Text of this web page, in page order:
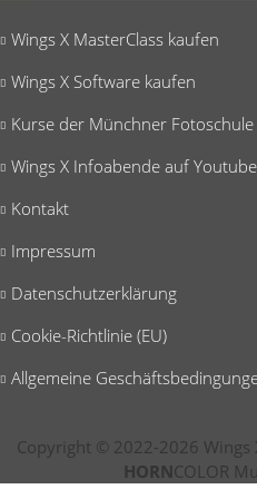
Wings X MasterClass kaufen
Wings X Software kaufen
Kurse der Münchner Fotoschule
Wings X Infoabende auf
Kontakt
Impressum
Datenschutzerklärung
Cookie-Richtlinie (EU)
Allgemeine
Copyright © 2022-2026 Wings
HORNCOLOR